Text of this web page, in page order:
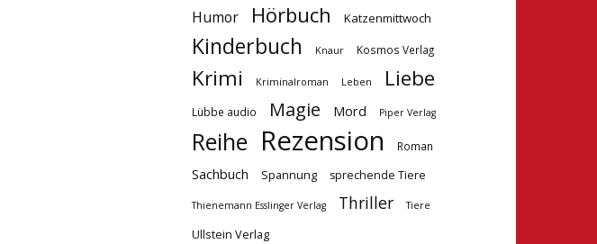
Humor Hörbuch Katzenmittwoch
Kinderbuch Knaur Kosmos Verlag
Krimi Kriminalroman Leben Liebe
Lübbe audio Magie Mord Piper Verlag
Reihe Rezension Roman
Sachbuch Spannung sprechende Tiere
Thienemann Esslinger Verlag Thriller Tiere
Ullstein Verlag